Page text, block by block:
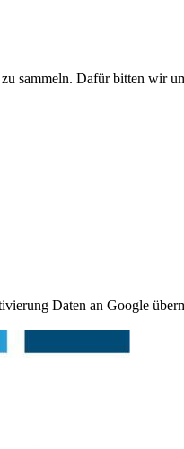
sammeln. Dafür bitten wir
Daten an Google